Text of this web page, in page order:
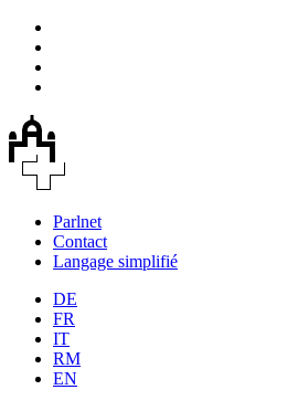
Parlnet
Contact
Langage simplifié
DE
FR
IT
RM
EN